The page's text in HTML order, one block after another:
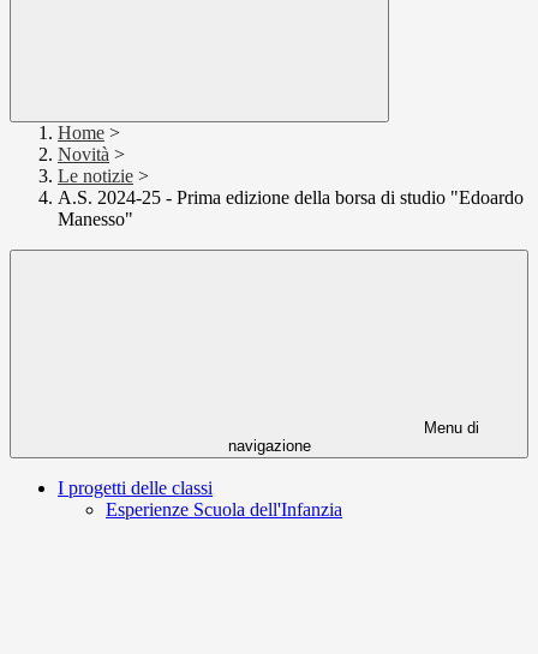
Home >
Novità >
Le notizie >
A.S. 2024-25 - Prima edizione della borsa di studio "Edoardo
Manesso"
Menu di
navigazione
I progetti delle classi
Esperienze Scuola dell'Infanzia